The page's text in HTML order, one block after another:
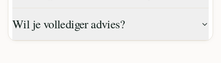
Wil je vollediger advies?